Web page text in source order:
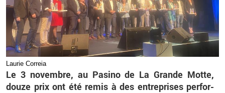
Lau­rie Cor­reia
Le 3 no­vembre, au Pa­sinode La Grande Motte,
douze prix ont été remis à des en­tre­prises per­for­